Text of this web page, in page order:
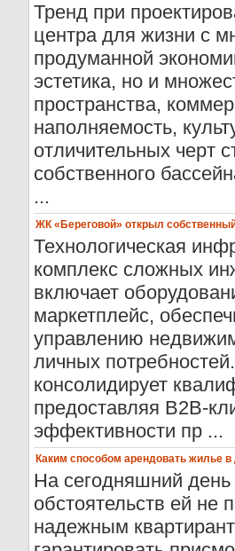
Тренд при
центра для жизни с
продуманной
эстетика, но и
пространства,
наполняемость,
отличительных черт
собственного
...
ЖК «Береговой» открыл
Технологическая
комплекс сложных
включает
маркетплейс,
управлению
личных
консолидирует
предоставляя B2B-
эффективности пр ...
Каким способом арендовать жилье
На сегодняшний
обстоятельств ей не
надежным